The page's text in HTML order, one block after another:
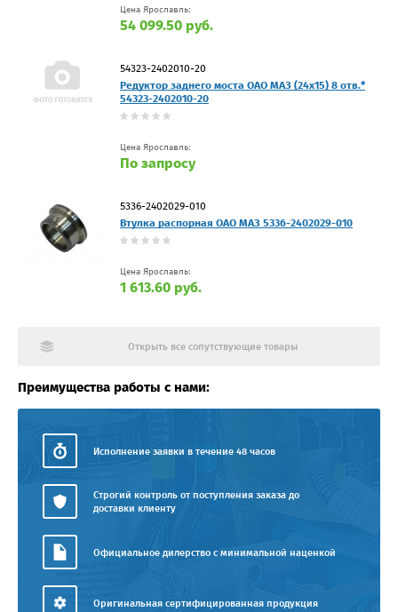
Цена Ярославль:
54 099.50 руб.
54323-2402010-20
Редуктор заднего моста ОАО МАЗ (24х15) 8 отв.*
54323-2402010-20
Цена Ярославль:
По запросу
5336-2402029-010
Втулка распорная ОАО МАЗ 5336-2402029-010
Цена Ярославль:
1 613.60 руб.
Открыть все сопутствующие товары
Преимущества работы с нами:
Исполнение заявки в течение 48 часов
Строгий контроль от поступления заказа до
доставки клиенту
Официальное дилерство с минимальной наценкой
Оригинальная сертифицированная продукция